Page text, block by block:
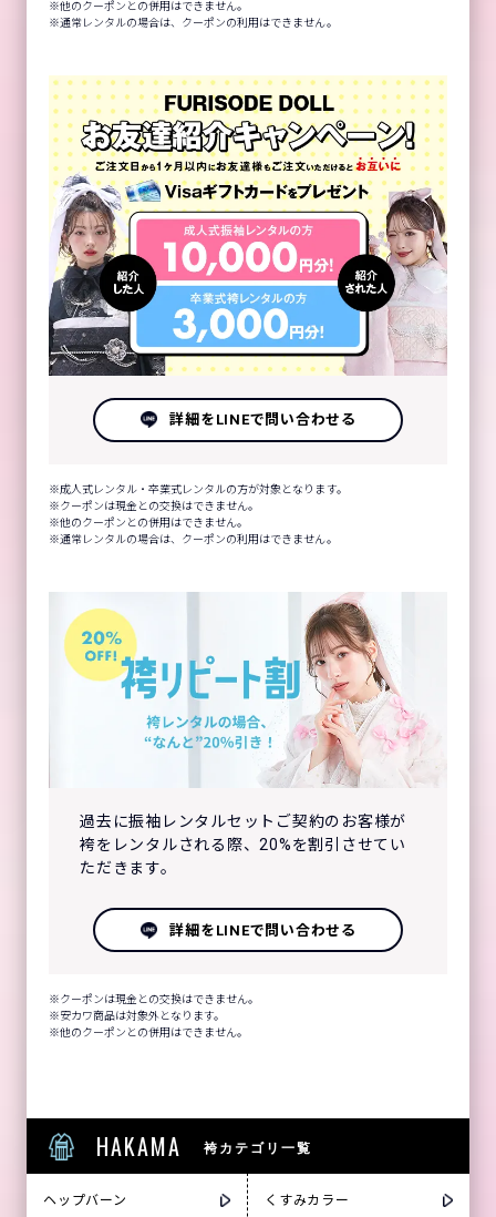
他のクーポンとの併用はできません。
通常レンタルの場合は、クーポンの利用はできません。
詳細をLINEで問い合わせる
成人式レンタル・卒業式レンタルの方が対象となります。
クーポンは現金との交換はできません。
他のクーポンとの併用はできません。
通常レンタルの場合は、クーポンの利用はできません。
過去に振袖レンタルセットご契約のお客様が
袴をレンタルされる際、20%を割引させてい
ただきます。
詳細をLINEで問い合わせる
クーポンは現金との交換はできません。
安カワ商品は対象外となります。
他のクーポンとの併用はできません。
HAKAMA 袴カテゴリ一覧
ヘップバーン くすみカラー